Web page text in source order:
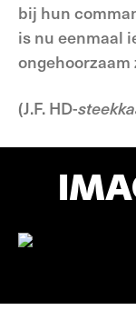
bij hun
is nu eenmaal
ongehoorzaam
(J.F. HD-